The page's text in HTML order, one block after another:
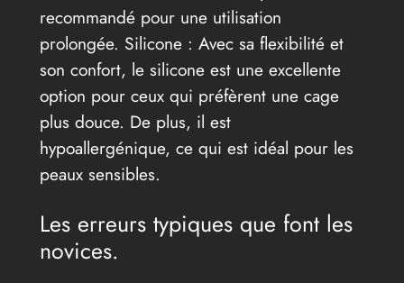
recommandé pour une utilisation
prolongée. Silicone : Avec sa flexibilité et
son confort, le silicone est une excellente
option pour ceux qui préfèrent une cage
plus douce. De plus, il est
hypoallergénique, ce qui est idéal pour les
peaux sensibles.
Les erreurs typiques que font les
novices.